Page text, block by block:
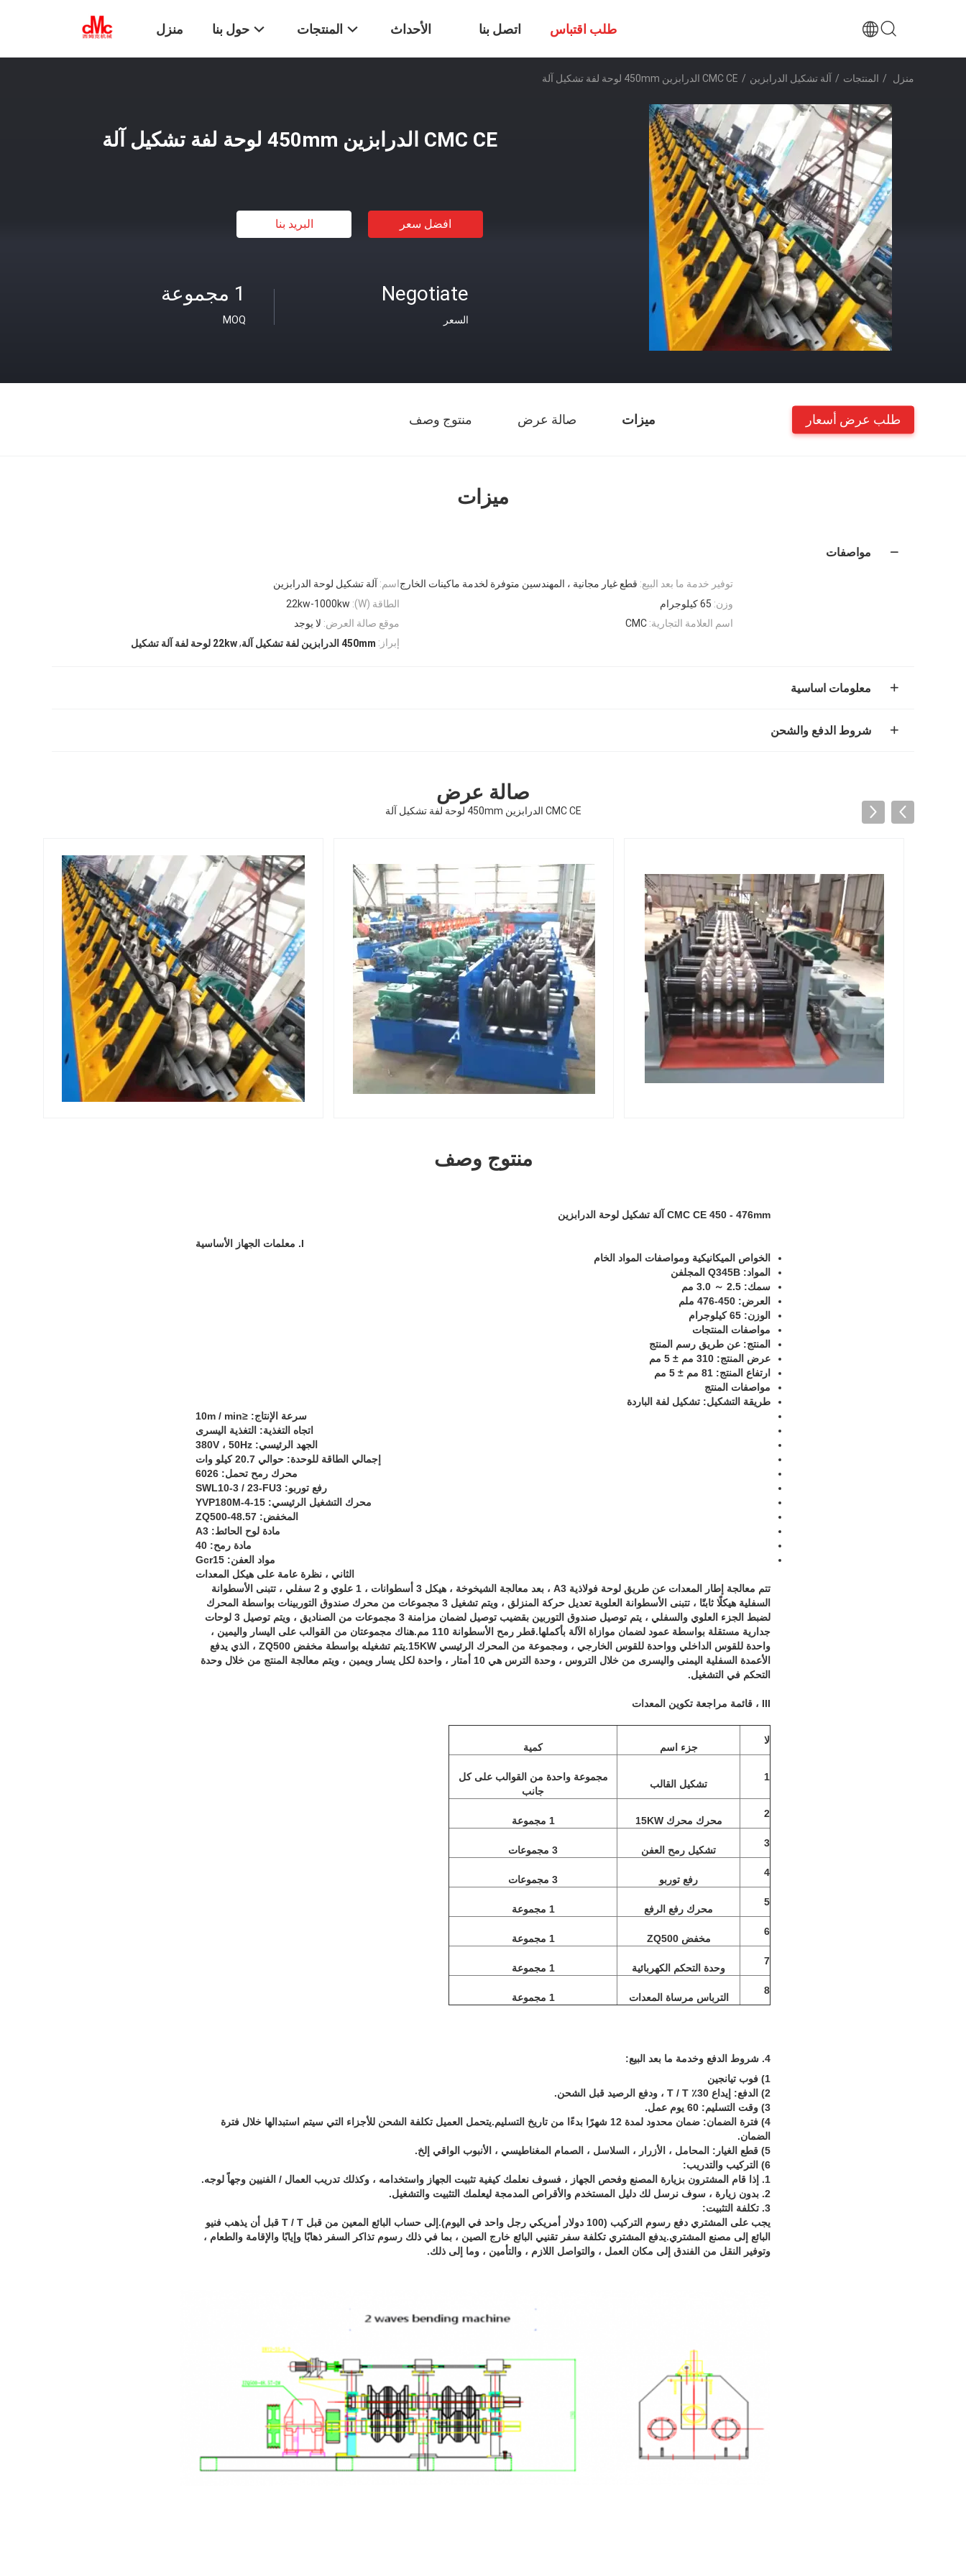
منزل حول بنا المنتجات الأحداث اتصل بنا طلب اقتباس
منزل / المنتجات / آلة تشكيل الدرابزين / CMC CE الدرابزين 450mm لوحة لفة تشكيل آلة
CMC CE الدرابزين 450mm لوحة لفة تشكيل آلة
افضل سعر البريد بنا
1 مجموعة
MOQ
Negotiate
السعر
ميزات صالة عرض منتوج وصف طلب عرض أسعار
ميزات
مواصفات
اسم: آلة تشكيل لوحة الدرابزين توفير خدمة ما بعد البيع: قطع غيار مجانية ، المهندسين متوفرة لخدمة ماكينات الخارج
الطاقة (W):
22kw-1000kw وزن: 65 كيلوجرام
موقع صالة العرض: لا يوجد اسم العلامة التجارية: CMC
إبراز: 450mm الدرابزين لفة تشكيل آلة ,22kw لوحة لفة آلة تشكيل
معلومات اساسية
شروط الدفع والشحن
صالة عرض
CMC CE الدرابزين 450mm لوحة لفة تشكيل آلة
منتوج وصف
CMC CE 450 - 476mm آلة تشكيل لوحة الدرابزين
I. معلمات الجهاز الأساسية
الخواص الميكانيكية ومواصفات المواد الخام
المواد: Q345B المجلفن
سمك: 2.5 ～ 3.0 مم
العرض: 450-476 ملم
الوزن: 65 كيلوجرام
مواصفات المنتجات
المنتج: عن طريق رسم المنتج
عرض المنتج: 310 مم ± 5 مم
ارتفاع المنتج: 81 مم ± 5 مم
مواصفات المنتج
طريقة التشكيل: تشكيل لفة الباردة
سرعة الإنتاج: ≤10m / min
اتجاه التغذية: التغذية اليسرى
الجهد الرئيسي: 380V ، 50Hz
إجمالي الطاقة للوحدة: حوالي 20.7 كيلو وات
محرك رمح تحمل: 6026
رفع توربو: SWL10-3 / 23-FU3
محرك التشغيل الرئيسي: YVP180M-4-15
المخفض: ZQ500-48.57
مادة لوح الحائط: A3
مادة رمح: 40
مواد العفن: Gcr15
الثاني ، نظرة عامة على هيكل المعدات
تتم معالجة إطار المعدات عن طريق لوحة فولاذية A3 ، بعد معالجة الشيخوخة ، هيكل 3 أسطوانات ، 1 علوي و 2 سفلي ، تتبنى الأسطوانة
السفلية هيكلًا ثابتًا ، تتبنى الأسطوانة العلوية تعديل حركة المنزلق ، ويتم تشغيل 3 مجموعات من محرك صندوق التوربينات بواسطة المحرك
لضبط الجزء العلوي والسفلي ، يتم توصيل صندوق التوربين بقضيب توصيل لضمان مزامنة 3 مجموعات من الصناديق ، ويتم توصيل 3 لوحات
جدارية مستقلة بواسطة عمود لضمان موازاة الآلة بأكملها.قطر رمح الأسطوانة 110 مم.هناك مجموعتان من القوالب على اليسار واليمين ،
واحدة للقوس الداخلي وواحدة للقوس الخارجي ، ومجموعة من المحرك الرئيسي 15KW.يتم تشغيله بواسطة مخفض ZQ500 ، الذي يدفع
الأعمدة السفلية اليمنى واليسرى من خلال التروس ، وحدة الترس هي 10 أمتار ، واحدة لكل يسار ويمين ، ويتم معالجة المنتج من خلال وحدة
التحكم في التشغيل.
III ، قائمة مراجعة تكوين المعدات
لا
جزء اسم كمية
1
تشكيل القالب
مجموعة واحدة من القوالب على كل
جانب
2
محرك محرك 15KW
1 مجموعة
3
تشكيل رمح العفن
3 مجموعات
4
رفع توربو
3 مجموعات
5
محرك رفع الرفع
1 مجموعة
6
مخفض ZQ500
1 مجموعة
7
وحدة التحكم الكهربائية
1 مجموعة
8
الترباس مرساة المعدات 1 مجموعة
4. شروط الدفع وخدمة ما بعد البيع:
1) فوب تيانجين
2) الدفع: إيداع 30٪ T / T ، ودفع الرصيد قبل الشحن.
3) وقت التسليم: 60 يوم عمل.
4) فترة الضمان: ضمان محدود لمدة 12 شهرًا بدءًا من تاريخ التسليم.يتحمل العميل تكلفة الشحن للأجزاء التي سيتم استبدالها خلال فترة
الضمان.
5) قطع الغيار: المحامل ، الأزرار ، السلاسل ، الصمام المغناطيسي ، الأنبوب الواقي إلخ.
6) التركيب والتدريب:
1. إذا قام المشترون بزيارة المصنع وفحص الجهاز ، فسوف نعلمك كيفية تثبيت الجهاز واستخدامه ، وكذلك تدريب العمال / الفنيين وجهاً لوجه.
2. بدون زيارة ، سوف نرسل لك دليل المستخدم والأقراص المدمجة ليعلمك التثبيت والتشغيل.
3. تكلفة التثبيت:
يجب على المشتري دفع رسوم التركيب (100 دولار أمريكي رجل واحد في اليوم).إلى حساب البائع المعين من قبل T / T قبل أن يذهب فنيو
البائع إلى مصنع المشتري.يدفع المشتري تكلفة سفر تقنيي البائع خارج الصين ، بما في ذلك رسوم تذاكر السفر ذهابًا وإيابًا والإقامة والطعام ،
وتوفير النقل من الفندق إلى مكان العمل ، والتواصل اللازم ، والتأمين ، وما إلى ذلك.